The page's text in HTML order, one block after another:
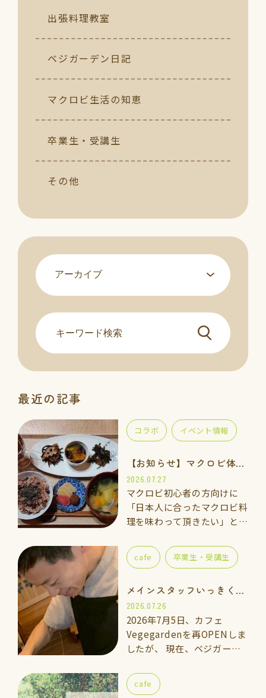
出張料理教室
ベジガーデン日記
マクロビ生活の知恵
卒業生・受講生
その他
最近の記事
【お知らせ】マクロビ体験会のご案内
2026.07.27
マクロビ初心者の方向けに
「日本人に合ったマクロビ料
理を味わって頂きたい」と思
た。 一緒に手を動かしなが
ら「玄米ご飯、ごま塩、重ね
てみませんか…
コラボ イベント情報
メインスタッフいっきくんのご紹介
2026.07.26
2026年7月5日、カフェ
Vegegardenを再OPENしま
したが、 現在、ベジガーデ
ている「いっきくん」にカフ
ェのメインスタッフとしてお
cafe 卒業生・受講生
cafe